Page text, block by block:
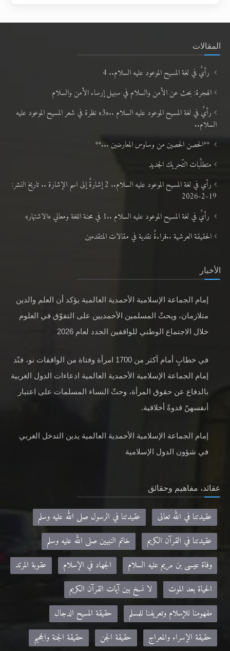
المقالات
رأيٌ في لغة المسيح الموعود عليه السلام.. 4
الهجرة: بحث عن الأمن والسلام في سبيل إرساء الأمن والسلام
رأيٌ في لغة المسيح الموعود عليه السلام ..«3» نظرة في شعر المسيح الموعود عليه
السلام..
**الحصن الحصين من وساوس المعارضين ...**
متطلَّبات التّحريك الجديد
رأي في لغة المسيح الموعود عليه السلام.. 2 إشارةٌ إلى اسم الإشارة .. تاريخ النشر:
19-2-2026
رأيٌ في لغة المسيح الموعود عليه السلام ..1 في محنة اللغة ومعاني «الاشتهار»
الحقيقة العرشية ..قراءةٌ نقدية في مقالات المتقدمين
الأخبار
إمام الجماعة الإسلامية الأحمدية العالمية يؤكد أن العلم والدين
متلازمان، ويحثّ المسلمين الأحمديين على التفوّق في العلوم
خلال الاجتماع الوطني للواقفين الجدد لعام 2026
في خطابٍ أمام أكثر من 1700 امرأة وفتاة من الواقفات نو، فنّد
إمام الجماعة الإسلامية الأحمدية العالمية ادعاءات الدول الغربية
بالدفاع عن حقوق المرأة، وحثّ النساء المسلمات على اعتبار
أنفسهنّ قدوةً أخلاقية.
إمام الجماعة الإسلامية الأحمدية العالمية يدين التدخل الغربي
في شؤون الدول الإسلامية
عقائد، مفاهيم وحقائق
عقيدتنا في الله تعالى
عقيدتنا في الرسول صلى الله عليه وسلم
عقيدتنا في القرآن الكريم
خاتم النبيين صلى الله عليه وسلم
وفاة عيسى بن مريم عليه السلام
الجهاد في الإسلام
عقوبة المرتد
الحياة بعد الموت
لا نسخ بين آيات القرآن الكريم
مفهومنا للإسلام وتعريفنا للمسلم
حقيقة المسيح الدجال
حقيقة الإسراء والمعراج
حقيقة الجن حقيقة الجنة والجحيم